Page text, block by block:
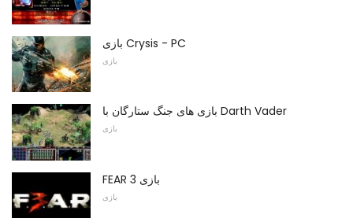
بازی Crysis - PC
بازی
بازی های جنگ ستارگان با Darth Vader
بازی
FEAR 3 بازی
بازی